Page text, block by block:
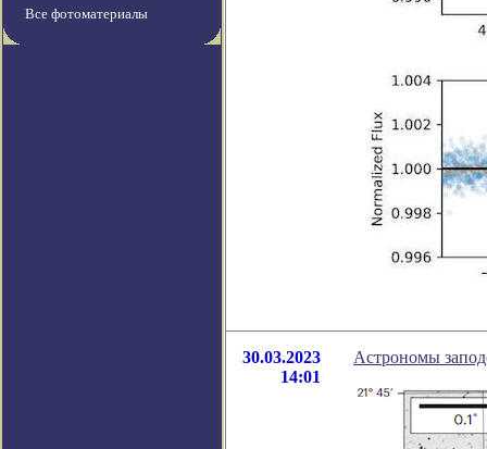
Все фотоматериалы
30.03.2023
14:01
Астрономы